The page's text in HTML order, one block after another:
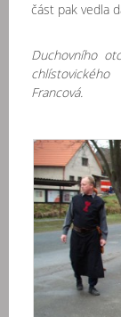
část pak vedla
Duchovního
Francová.